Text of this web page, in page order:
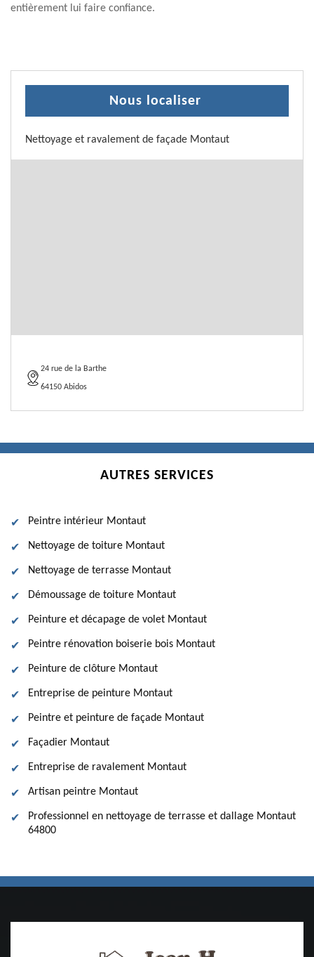
entièrement lui faire confiance.
Nous localiser
Nettoyage et ravalement de façade Montaut
24 rue de la Barthe
64150 Abidos
AUTRES SERVICES
Peintre intérieur Montaut
Nettoyage de toiture Montaut
Nettoyage de terrasse Montaut
Démoussage de toiture Montaut
Peinture et décapage de volet Montaut
Peintre rénovation boiserie bois Montaut
Peinture de clôture Montaut
Entreprise de peinture Montaut
Peintre et peinture de façade Montaut
Façadier Montaut
Entreprise de ravalement Montaut
Artisan peintre Montaut
Professionnel en nettoyage de terrasse et dallage Montaut
64800